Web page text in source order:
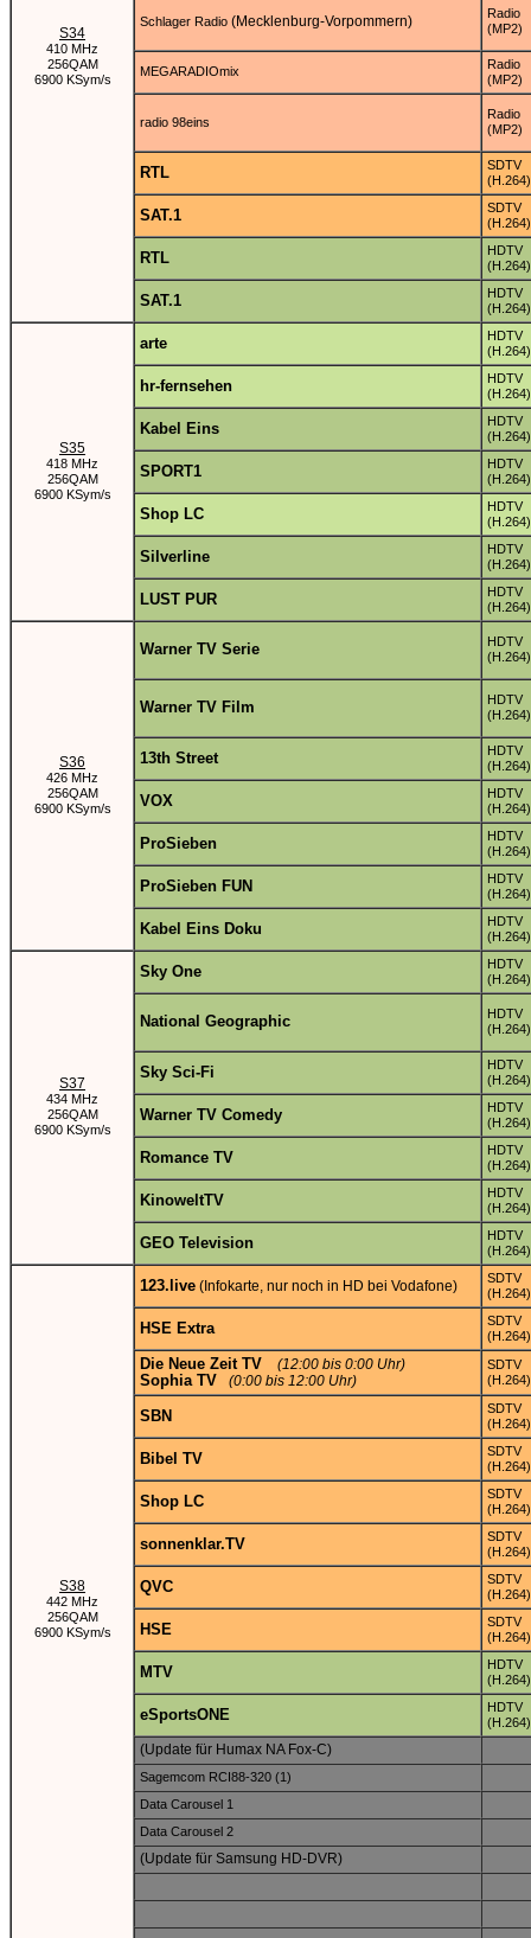
S34
410 MHz
256QAM
6900 KSym/s
Schlager Radio (Mecklenburg-Vorpommern)
Radio
(MP2)
MEGARADIOmix
Radio
(MP2)
radio 98eins
Radio
(MP2)
RTL
SDTV
(H.264)
SAT.1
SDTV
(H.264)
RTL
HDTV
(H.264)
SAT.1
HDTV
(H.264)
S35
418 MHz
256QAM
6900 KSym/s
arte
HDTV
(H.264)
hr-fernsehen
HDTV
(H.264)
Kabel Eins
HDTV
(H.264)
SPORT1
HDTV
(H.264)
Shop LC
HDTV
(H.264)
Silverline
HDTV
(H.264)
LUST PUR
HDTV
(H.264)
S36
426 MHz
256QAM
6900 KSym/s
Warner TV Serie
HDTV
(H.264)
Warner TV Film
HDTV
(H.264)
13th Street
HDTV
(H.264)
VOX
HDTV
(H.264)
ProSieben
HDTV
(H.264)
ProSieben FUN
HDTV
(H.264)
Kabel Eins Doku
HDTV
(H.264)
S37
434 MHz
256QAM
6900 KSym/s
Sky One
HDTV
(H.264)
National Geographic
HDTV
(H.264)
Sky Sci-Fi
HDTV
(H.264)
Warner TV Comedy
HDTV
(H.264)
Romance TV
HDTV
(H.264)
KinoweltTV
HDTV
(H.264)
GEO Television
HDTV
(H.264)
S38
442 MHz
256QAM
6900 KSym/s
123.live (Infokarte, nur noch in HD bei Vodafone)
SDTV
(H.264)
HSE Extra
SDTV
(H.264)
Die Neue Zeit TV (12:00 bis 0:00 Uhr)
Sophia TV (0:00 bis 12:00 Uhr)
SDTV
(H.264)
SBN
SDTV
(H.264)
Bibel TV
SDTV
(H.264)
Shop LC
SDTV
(H.264)
sonnenklar.TV
SDTV
(H.264)
QVC
SDTV
(H.264)
HSE
SDTV
(H.264)
MTV
HDTV
(H.264)
eSportsONE
HDTV
(H.264)
(Update für Humax NA Fox-C)
Sagemcom RCI88-320 (1)
Data Carousel 1
Data Carousel 2
(Update für Samsung HD-DVR)